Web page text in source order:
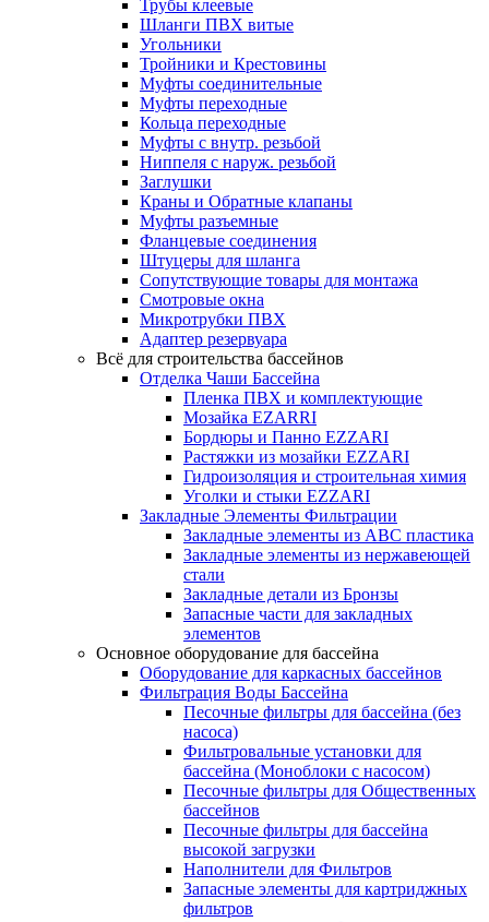
Трубы клеевые
Шланги ПВХ витые
Угольники
Тройники и Крестовины
Муфты соединительные
Муфты переходные
Кольца переходные
Муфты с внутр. резьбой
Ниппеля с наруж. резьбой
Заглушки
Краны и Обратные клапаны
Муфты разъемные
Фланцевые соединения
Штуцеры для шланга
Сопутствующие товары для монтажа
Смотровые окна
Микротрубки ПВХ
Адаптер резервуара
Всё для строительства бассейнов
Отделка Чаши Бассейна
Пленка ПВХ и комплектующие
Мозайка EZARRI
Бордюры и Панно EZZARI
Растяжки из мозайки EZZARI
Гидроизоляция и строительная химия
Уголки и стыки EZZARI
Закладные Элементы Фильтрации
Закладные элементы из ABC пластика
Закладные элементы из нержавеющей
стали
Закладные детали из Бронзы
Запасные части для закладных
элементов
Основное оборудование для бассейна
Оборудование для каркасных бассейнов
Фильтрация Воды Бассейна
Песочные фильтры для бассейна (без
насоса)
Фильтровальные установки для
бассейна (Моноблоки с насосом)
Песочные фильтры для Общественных
бассейнов
Песочные фильтры для бассейна
высокой загрузки
Наполнители для Фильтров
Запасные элементы для картриджных
фильтров